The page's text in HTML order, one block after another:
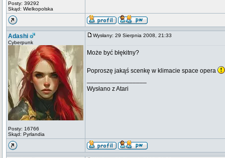
Posty: 39292
Skąd: Wielkopolska
Adashi
Cyberpunk
Posty: 16766
Skąd: Pyrlandia
Wysłany: 29 Sierpnia 2008, 21:33
Może być błękitny?
Poproszę jakąś scenkę w klimacie space opera
Wysłano z Atari